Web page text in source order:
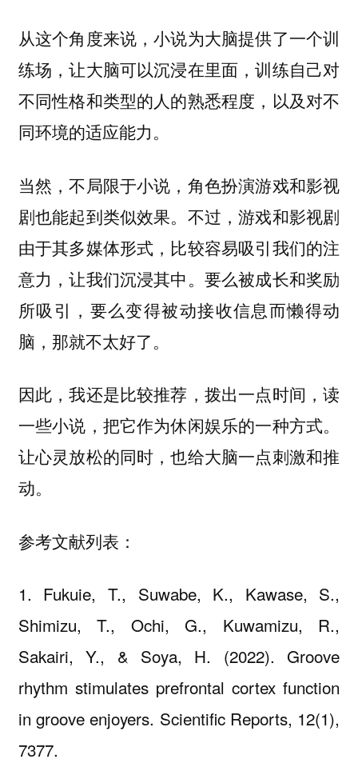
从这个角度来说，小说为大脑提供了一个训
练场，让大脑可以沉浸在里面，训练自己对
不同性格和类型的人的熟悉程度，以及对不
同环境的适应能力。
当然，不局限于小说，角色扮演游戏和影视
剧也能起到类似效果。不过，游戏和影视剧
由于其多媒体形式，比较容易吸引我们的注
意力，让我们沉浸其中。要么被成长和奖励
所吸引，要么变得被动接收信息而懒得动
脑，那就不太好了。
因此，我还是比较推荐，拨出一点时间，读
一些小说，把它作为休闲娱乐的一种方式。
让心灵放松的同时，也给大脑一点刺激和推
动。
参考文献列表：
1. Fukuie, T., Suwabe, K., Kawase, S.,
Shimizu, T., Ochi, G., Kuwamizu, R.,
Sakairi, Y., & Soya, H. (2022). Groove
rhythm stimulates prefrontal cortex function
in groove enjoyers. Scientific Reports, 12(1),
7377.